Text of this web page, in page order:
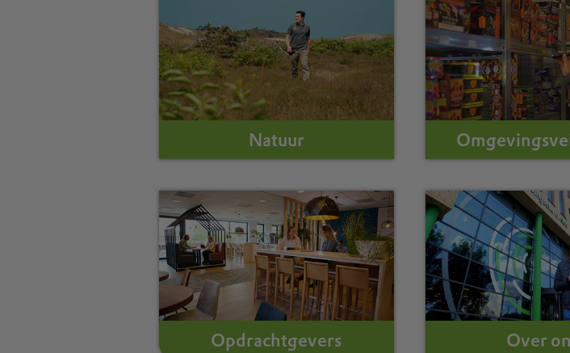
Natuur
Opdrachtgevers Over